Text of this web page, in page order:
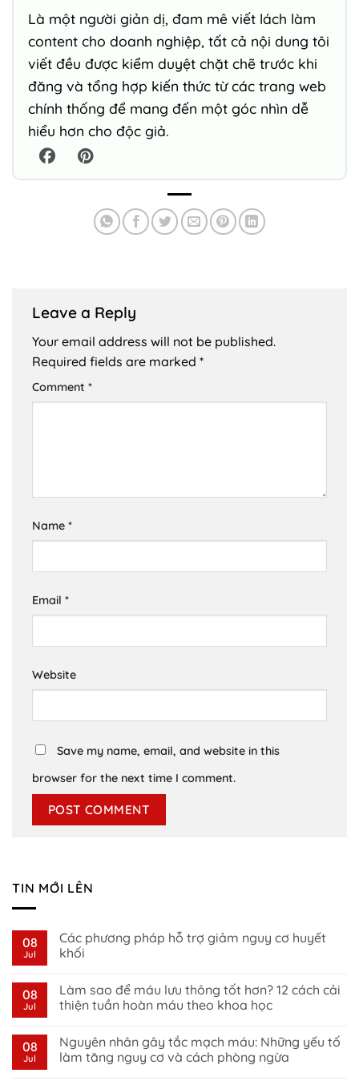
Là một người giản dị, đam mê viết lách làm
content cho doanh nghiệp, tất cả nội dung tôi
viết đều được kiểm duyệt chặt chẽ trước khi
đăng và tổng hợp kiến thức từ các trang web
chính thống để mang đến một góc nhìn dễ
hiểu hơn cho độc giả.
Leave a Reply
Your email address will not be published.
Required fields are marked *
Comment *
Name *
Email *
Website
Save my name, email, and website in this
browser for the next time I comment.
TIN MỚI LÊN
08
Jul
Các phương pháp hỗ trợ giảm nguy cơ huyết
khối
on
Các
phương
trợ
giảm
nguy
08
Jul
Làm sao để máu lưu thông tốt hơn? 12 cách cải
thiện tuần hoàn máu theo khoa học
on
Làm
sao
08
Jul
Nguyên nhân gây tắc mạch máu: Những yếu tố
làm tăng nguy cơ và cách phòng ngừa